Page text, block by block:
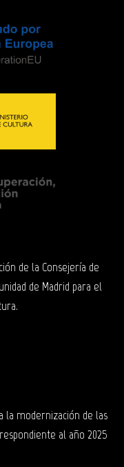
de la Consejería de
de Madrid para el
la modernización de las
al año 2025